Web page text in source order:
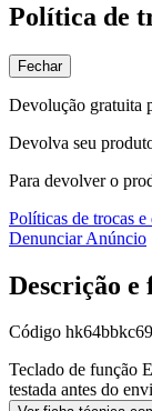
Política de
Fechar
Devolução gratuita
Devolva seu
Para devolver o
Políticas de trocas e
Denunciar Anúncio
Descrição e
Código hk64bbkc69
Teclado de função
testada antes do